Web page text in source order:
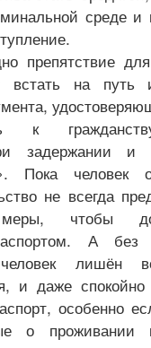
среде и
препятствие
встать на путь
к
задержании и
Пока человек
не всегда
чтобы
А без
лишён
и даже спокойно
особенно
о проживании